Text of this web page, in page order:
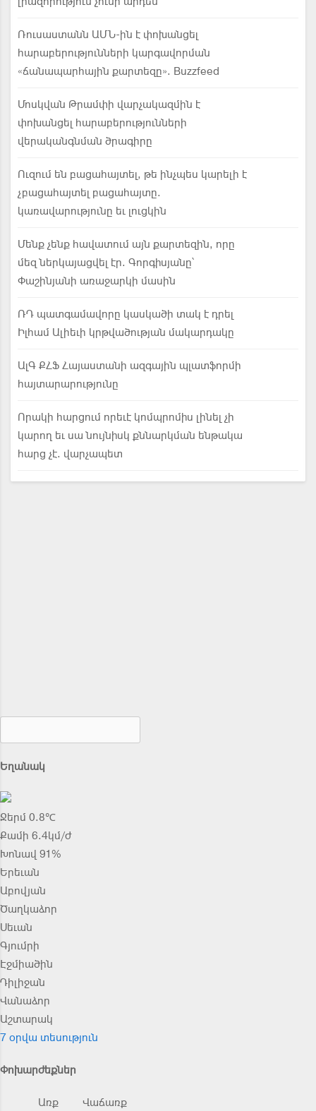
Ռուսաստանն ԱՄՆ-ին է փոխանցել
հարաբերությունների կարգավորման
«ճանապարհային քարտեզը». Buzzfeed
Մոսկվան Թրամփի վարչակազմին է
փոխանցել հարաբերությունների
վերականգնման ծրագիրը
Ուզում են բացահայտել, թե ինչպես կարելի է
չբացահայտել բացահայտը.
կառավարությունը եւ լուցկին
Մենք չենք հավատում այն քարտեզին, որը
մեզ ներկայացվել էր. Գորգիսյանը՝
Փաշինյանի առաջարկի մասին
ՌԴ պատգամավորը կասկածի տակ է դրել
Իլհամ Ալիեւի կրթվածության մակարդակը
ԱլԳ ՔՀՖ Հայաստանի ազգային պլատֆորմի
հայտարարությունը
Որակի հարցում որեւէ կոմպրոմիս լինել չի
կարող եւ սա նույնիսկ քննարկման ենթակա
հարց չէ. վարչապետ
Եղանակ
Ջերմ 0.8℃
Քամի 6.4կմ/ժ
Խոնավ 91%
Երեւան
Աբովյան
Ծաղկաձոր
Սեւան
Գյումրի
Էջմիածին
Դիլիջան
Վանաձոր
Աշտարակ
7 օրվա տեսություն
Փոխարժեքներ
Առք Վաճառք